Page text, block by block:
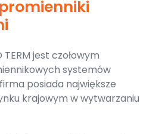
jest czołowym
systemów
posiada największe
krajowym w wytwarzaniu